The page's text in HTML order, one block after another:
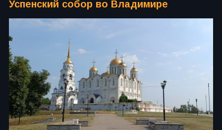
Успенский собор во Владимире